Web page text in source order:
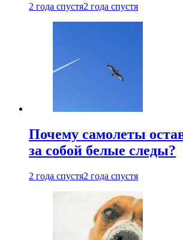
2 года спустя2 года спустя
Почему самолеты
за собой белые следы?
2 года спустя2 года спустя